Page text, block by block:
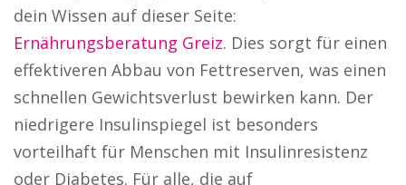
dein Wissen auf dieser Seite:
Ernährungsberatung Greiz. Dies sorgt für einen
effektiveren Abbau von Fettreserven, was einen
schnellen Gewichtsverlust bewirken kann. Der
niedrigere Insulinspiegel ist besonders
vorteilhaft für Menschen mit Insulinresistenz
oder Diabetes. Für alle, die auf